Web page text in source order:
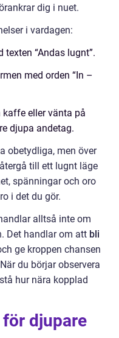
dig i nuet.
i vardagen:
“Andas lugnt”.
med orden “In –
eller vänta på
djupa andetag.
obetydliga, men över
till ett lugnt läge
spänningar och oro
i det du gör.
alltså inte om
Det handlar om att bli
ge kroppen chansen
du börjar observera
hur nära kopplad
djupare